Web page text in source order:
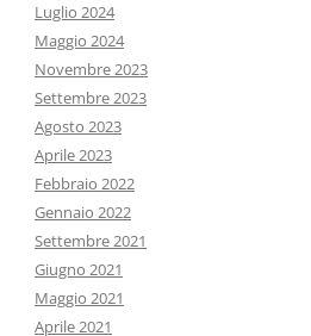
Luglio 2024
Maggio 2024
Novembre 2023
Settembre 2023
Agosto 2023
Aprile 2023
Febbraio 2022
Gennaio 2022
Settembre 2021
Giugno 2021
Maggio 2021
Aprile 2021